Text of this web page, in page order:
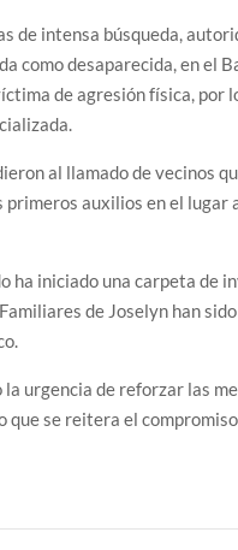
de intensa búsqueda,
como desaparecida, en el
de agresión física, por
al llamado de vecinos
primeros auxilios en el
ha iniciado una carpeta de
de Joselyn han
urgencia de reforzar las
que se reitera el